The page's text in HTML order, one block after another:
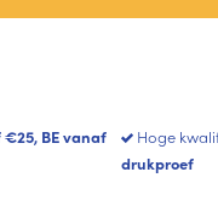
BE vanaf
Hoge
drukproef